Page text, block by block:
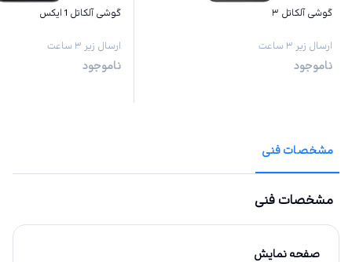
گوشی آلکاتل ۳
ارسال زیر ۳ ساعت
ناموجود
گوشی آلکاتل 1 ایکس
ارسال زیر ۳ ساعت
ناموجود
مشخصات فنی
مشخصات فنی
صفحه نمایش